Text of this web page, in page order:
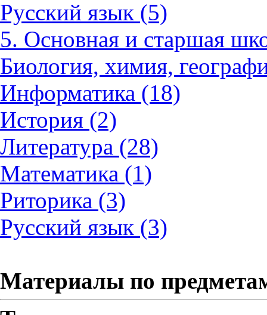
Русский язык (5)
5. Основная и старшая
Биология, химия,
Информатика (18)
История (2)
Литература (28)
Математика (1)
Риторика (3)
Русский язык (3)
Материалы по